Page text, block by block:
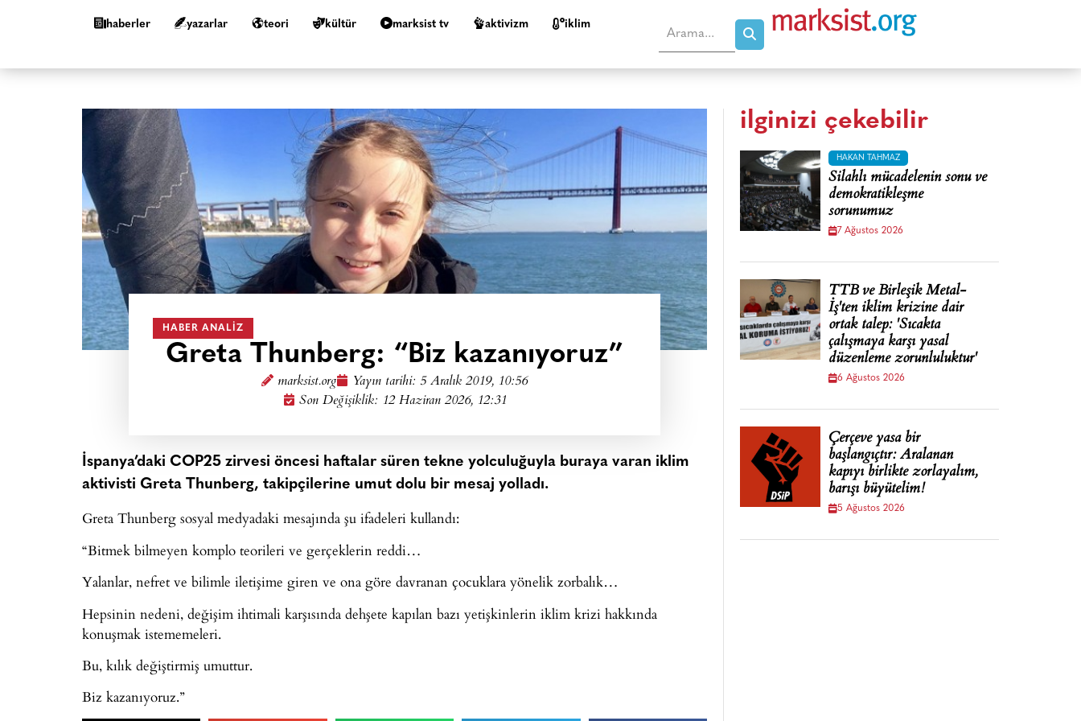
haberler yazarlar teori kültür marksist tv aktivizm i̇klim
HABER ANALIZ
Greta Thunberg: “Biz kazanıyoruz”
marksist.org Yayın tarihi: 5 Aralık 2019, 10:56
Son Değişiklik: 12 Haziran 2026, 12:31
İspanya’daki COP25 zirvesi öncesi haftalar süren tekne yolculuğuyla buraya varan iklim
aktivisti Greta Thunberg, takipçilerine umut dolu bir mesaj yolladı.
Greta Thunberg sosyal medyadaki mesajında şu ifadeleri kullandı:
“Bitmek bilmeyen komplo teorileri ve gerçeklerin reddi…
Yalanlar, nefret ve bilimle iletişime giren ve ona göre davranan çocuklara yönelik zorbalık…
Hepsinin nedeni, değişim ihtimali karşısında dehşete kapılan bazı yetişkinlerin iklim krizi hakkında
konuşmak istememeleri.
Bu, kılık değiştirmiş umuttur.
Biz kazanıyoruz.”
ilginizi çekebilir
HAKAN TAHMAZ
Silahlı mücadelenin sonu ve
demokratikleşme
sorunumuz
7 Ağustos 2026
TTB ve Birleşik Metal-
İş'ten iklim krizine dair
ortak talep: 'Sıcakta
çalışmaya karşı yasal
düzenleme zorunluluktur'
6 Ağustos 2026
Çerçeve yasa bir
başlangıçtır: Aralanan
kapıyı birlikte zorlayalım,
barışı büyütelim!
5 Ağustos 2026